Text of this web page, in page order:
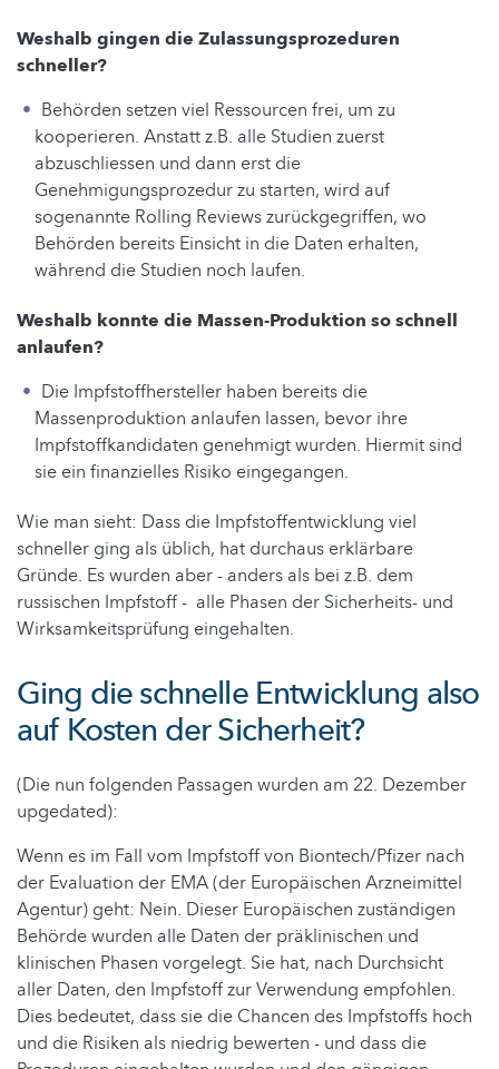
Weshalb gingen die Zulassungsprozeduren
schneller?
Behörden setzen viel Ressourcen frei, um zu
kooperieren. Anstatt z.B. alle Studien zuerst
abzuschliessen und dann erst die
Genehmigungsprozedur zu starten, wird auf
sogenannte Rolling Reviews zurückgegriffen, wo
Behörden bereits Einsicht in die Daten erhalten,
während die Studien noch laufen.
Weshalb konnte die Massen-Produktion so schnell
anlaufen?
Die Impfstoffhersteller haben bereits die
Massenproduktion anlaufen lassen, bevor ihre
Impfstoffkandidaten genehmigt wurden. Hiermit sind
sie ein finanzielles Risiko eingegangen.
Wie man sieht: Dass die Impfstoffentwicklung viel
schneller ging als üblich, hat durchaus erklärbare
Gründe. Es wurden aber - anders als bei z.B. dem
russischen Impfstoff - alle Phasen der Sicherheits- und
Wirksamkeitsprüfung eingehalten.
Ging die schnelle Entwicklung also
auf Kosten der Sicherheit?
(Die nun folgenden Passagen wurden am 22. Dezember
upgedated):
Wenn es im Fall vom Impfstoff von Biontech/Pfizer nach
der Evaluation der EMA (der Europäischen Arzneimittel
Agentur) geht: Nein. Dieser Europäischen zuständigen
Behörde wurden alle Daten der präklinischen und
klinischen Phasen vorgelegt. Sie hat, nach Durchsicht
aller Daten, den Impfstoff zur Verwendung empfohlen.
Dies bedeutet, dass sie die Chancen des Impfstoffs hoch
und die Risiken als niedrig bewerten - und dass die